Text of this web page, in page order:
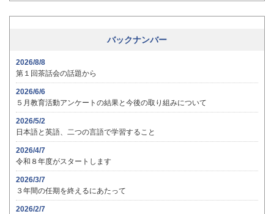
バックナンバー
2026/8/8
第１回茶話会の話題から
2026/6/6
５月教育活動アンケートの結果と今後の取り組みについて
2026/5/2
日本語と英語、二つの言語で学習すること
2026/4/7
令和８年度がスタートします
2026/3/7
３年間の任期を終えるにあたって
2026/2/7